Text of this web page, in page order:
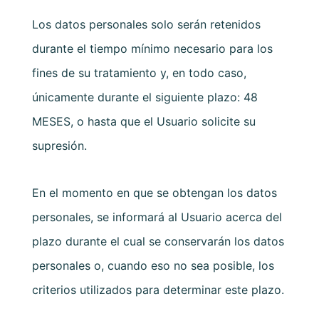
Los datos personales solo serán retenidos
durante el tiempo mínimo necesario para los
fines de su tratamiento y, en todo caso,
únicamente durante el siguiente plazo: 48
MESES, o hasta que el Usuario solicite su
supresión.
En el momento en que se obtengan los datos
personales, se informará al Usuario acerca del
plazo durante el cual se conservarán los datos
personales o, cuando eso no sea posible, los
criterios utilizados para determinar este plazo.